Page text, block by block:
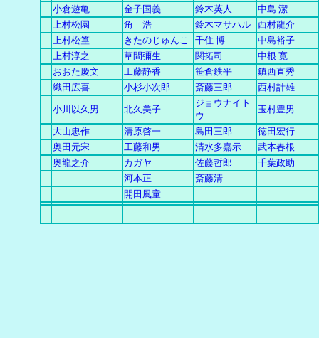
小倉遊亀
金子国義 鈴木英人
中島 潔
上村松園
角 浩 鈴木マサハル
西村龍介
上村松篁
きたのじゅんこ 千住 博
中島裕子
上村淳之
草間彌生 関拓司
中根 寛
おおた慶文
工藤静香 笹倉鉄平
鎮西直秀
織田広喜
小杉小次郎 斎藤三郎 西村計雄
小川以久男 北久美子
ジョウナイト
ウ
玉村豊男
大山忠作 清原啓一 島田三郎
徳田宏行
奥田元宋
工藤和男 清水多嘉示
武本春根
奥龍之介
カガヤ 佐藤哲郎
千葉政助
河本正
斎藤清
開田風童